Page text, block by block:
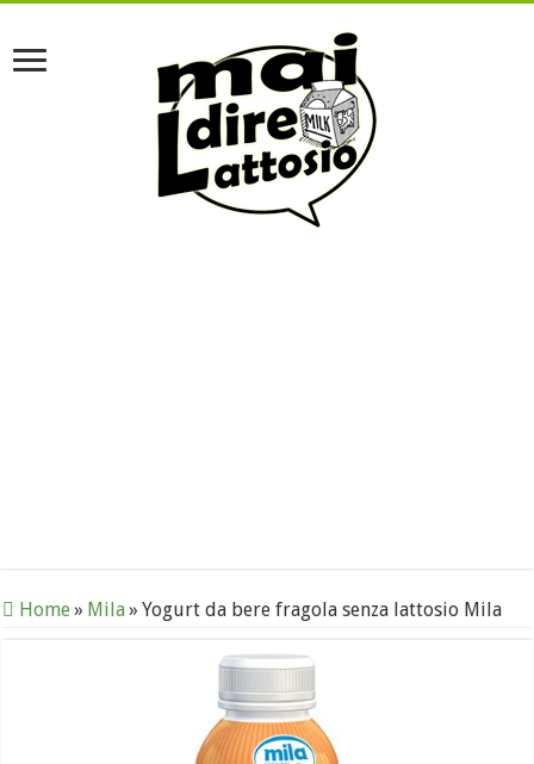
Home» Mila» Yogurt da bere fragola senza lattosio Mila